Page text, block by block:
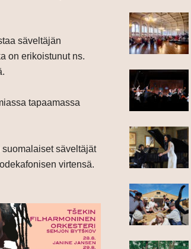
säveltäjän
on erikoistunut ns.
tapaamassa
säveltäjät
virtensä.